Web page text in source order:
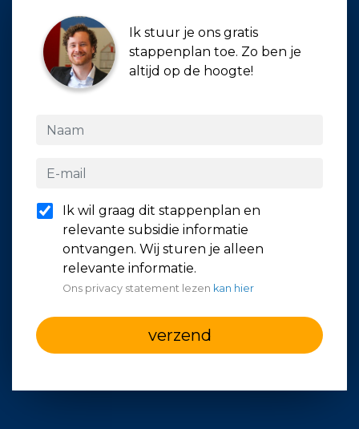
Ik stuur je ons gratis
stappenplan toe. Zo ben je
altijd op de hoogte!
Ik wil graag dit stappenplan en
relevante subsidie informatie
ontvangen. Wij sturen je alleen
relevante informatie.
Ons privacy statement lezen kan hier
verzend